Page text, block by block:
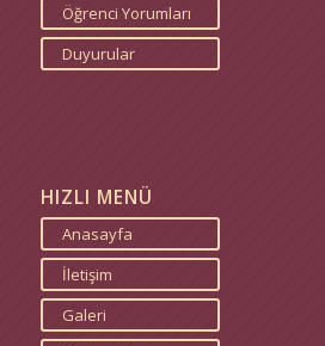
Öğrenci Yorumları
Duyurular
HIZLI MENÜ
Anasayfa
İletişim
Galeri